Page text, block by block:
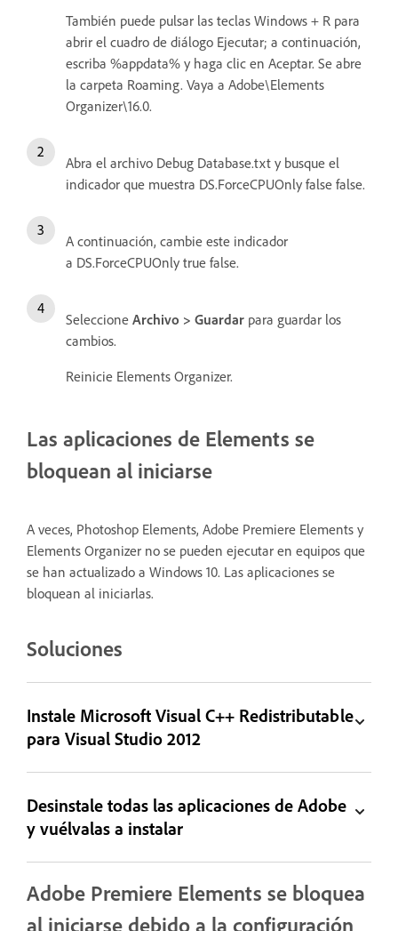
También puede pulsar las teclas Windows + R para
abrir el cuadro de diálogo Ejecutar; a continuación,
escriba %appdata% y haga clic en Aceptar. Se abre
la carpeta Roaming. Vaya a Adobe\Elements
Organizer\16.0.
Abra el archivo Debug Database.txt y busque el
indicador que muestra DS.ForceCPUOnly false false.
A continuación, cambie este indicador
a DS.ForceCPUOnly true false.
Seleccione Archivo > Guardar para guardar los
cambios.
Reinicie Elements Organizer.
Las aplicaciones de Elements se
bloquean al iniciarse
A veces, Photoshop Elements, Adobe Premiere Elements y
Elements Organizer no se pueden ejecutar en equipos que
se han actualizado a Windows 10. Las aplicaciones se
bloquean al iniciarlas.
Soluciones
Instale Microsoft Visual C++ Redistributable
para Visual Studio 2012
Desinstale todas las aplicaciones de Adobe
y vuélvalas a instalar
Adobe Premiere Elements se bloquea
al iniciarse debido a la configuración